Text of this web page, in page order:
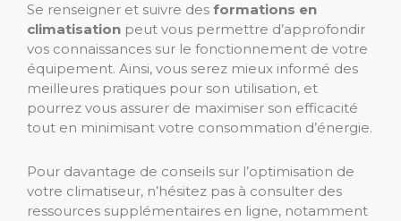
Se renseigner et suivre des formations en
climatisation peut vous permettre d’approfondir
vos connaissances sur le fonctionnement de votre
équipement. Ainsi, vous serez mieux informé des
meilleures pratiques pour son utilisation, et
pourrez vous assurer de maximiser son efficacité
tout en minimisant votre consommation d’énergie.
Pour davantage de conseils sur l’optimisation de
votre climatiseur, n’hésitez pas à consulter des
ressources supplémentaires en ligne, notamment